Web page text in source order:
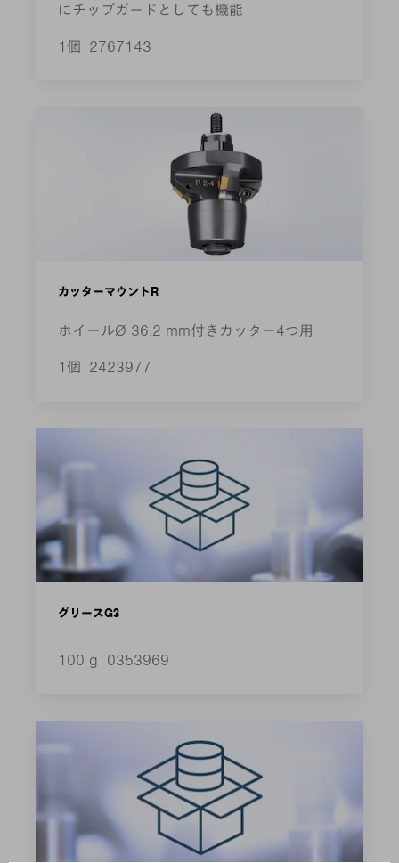
にチップガードとしても機能
1個 2767143
カッターマウントR
ホイールØ 36.2 mm付きカッター4つ用
1個 2423977
グリースG3
100 g 0353969